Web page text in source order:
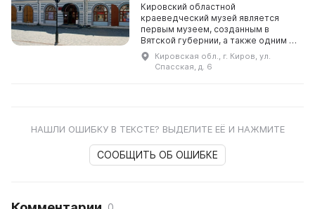
Кировский областной
краеведческий музей является
первым музеем, созданным в
Вятской губернии, а также одним из
старейших музеев в России. Он был
основан в 1866 году по инициативе
Кировская обл., г. Киров, ул.
Спасская, д. 6
НАШЛИ ОШИБКУ В ТЕКСТЕ? ВЫДЕЛИТЕ ЕЁ И НАЖМИТЕ
СООБЩИТЬ ОБ ОШИБКЕ